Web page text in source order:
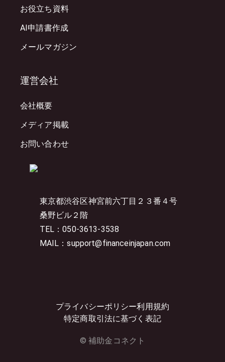
東京都渋谷区神宮前六丁目２３番４号
桑野ビル２階
TEL：050-3613-3538
MAIL：support@financeinjapan.com
プライバシーポリシー利用規約
特定商取引法に基づく表記
© 補助金コネクト
お役立ち資料
AI申請書作成
メールマガジン
運営会社
会社概要
メディア掲載
お問い合わせ